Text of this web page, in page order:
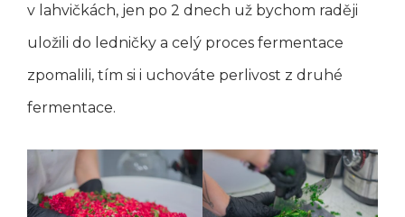
v lahvičkách, jen po 2 dnech už bychom raději
uložili do ledničky a celý proces fermentace
zpomalili, tím si i uchováte perlivost z druhé
fermentace.